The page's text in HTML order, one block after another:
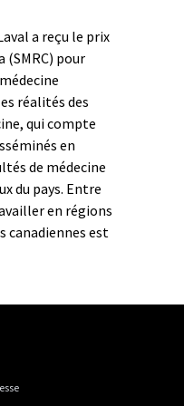
a reçu le prix
(SMRC) pour
réalités des
qui compte
en
de médecine
du pays. Entre
en régions
canadiennes est